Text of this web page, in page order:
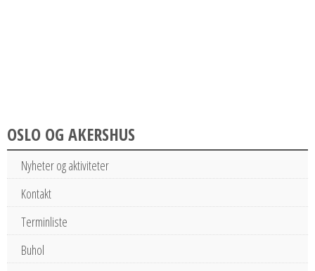
OSLO OG AKERSHUS
Nyheter og aktiviteter
Kontakt
Terminliste
Buhol